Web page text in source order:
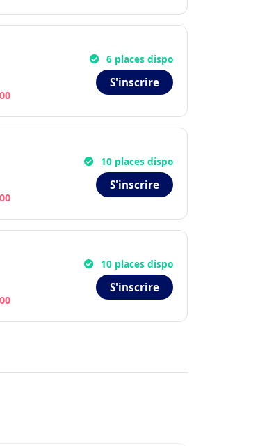
6 places dispo
S'inscrire
10 places dispo
S'inscrire
10 places dispo
S'inscrire